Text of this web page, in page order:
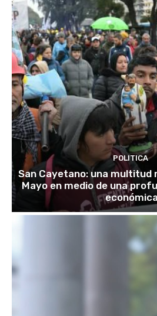
POLITICA
San Cayetano: una multitud
Mayo en medio de una
económica